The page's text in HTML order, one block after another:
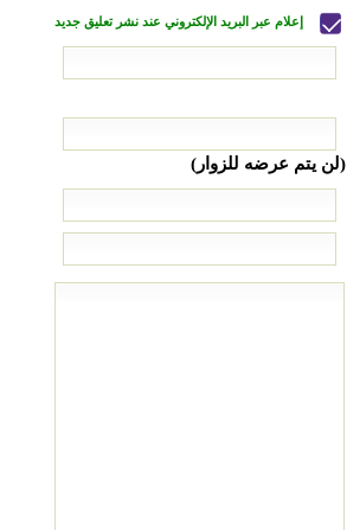
إعلام عبر البريد الإلكتروني عند نشر تعليق جديد
(لن يتم عرضه للزوار)